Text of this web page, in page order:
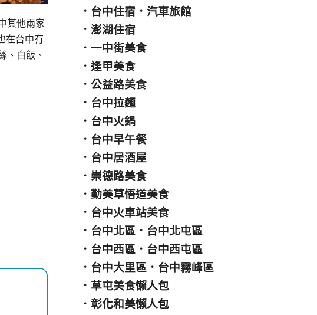
其他兩家
在台中有
、白飯、
． 台中住宿 ．汽車旅館
．澎湖住宿
．一中街美食
．逢甲美食
．公益路美食
． 台中拉麵
． 台中火鍋
． 台中早午餐
． 台中居酒屋
． 崇德路美食
．勤美草悟道美食
． 台中火車站美食
． 台中北區 ． 台中北屯區
． 台中西區 ． 台中西屯區
． 台中大里區 ． 台中霧峰區
． 草屯美食懶人包
．彰化和美懶人包